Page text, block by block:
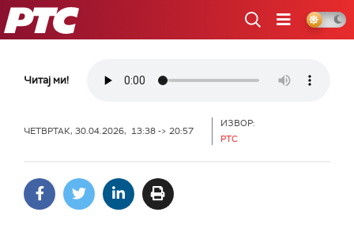
РТС
Читај ми!
ЧЕТВРТАК, 30.04.2026, 13:38 -> 20:57
ИЗВОР:
РТС